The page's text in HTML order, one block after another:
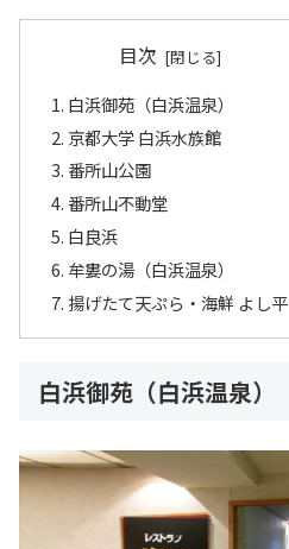
目次
白浜御苑（白浜温泉）
京都大学 白浜水族館
番所山公園
番所山不動堂
白良浜
牟婁の湯（白浜温泉）
揚げたて天ぷら・海鮮 よし平
白浜御苑（白浜温泉）